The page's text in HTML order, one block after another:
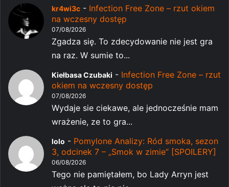
kr4wi3c - Infection Free Zone – rzut okiem
na wczesny dostęp
07/08/2026
Zgadza się. To zdecydowanie nie jest gra
na raz. W sumie to...
Kiełbasa Czubaki - Infection Free Zone – rzut
okiem na wczesny dostęp
07/08/2026
Wydaje sie ciekawe, ale jednocześnie mam
wrażenie, ze to gra...
lolo - Pomylone Analizy: Ród smoka, sezon
3, odcinek 7 – „Smok w zimie” [SPOILERY]
06/08/2026
Tego nie pamiętałem, bo Lady Arryn jest